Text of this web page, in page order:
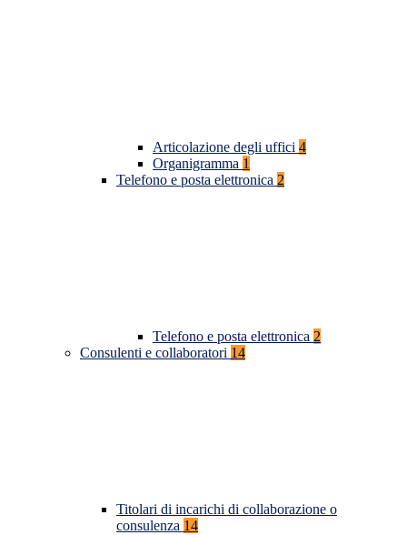
Articolazione degli uffici 4
Organigramma 1
Telefono e posta elettronica 2
Telefono e posta elettronica 2
Consulenti e collaboratori 14
Titolari di incarichi di collaborazione o
consulenza 14